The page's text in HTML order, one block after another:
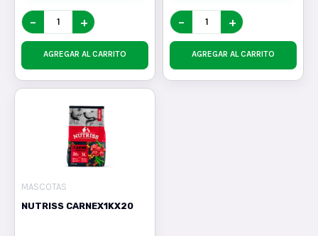
− +
AGREGAR AL CARRITO
− +
AGREGAR AL CARRITO
MASCOTAS
NUTRISS CARNEX1KX20